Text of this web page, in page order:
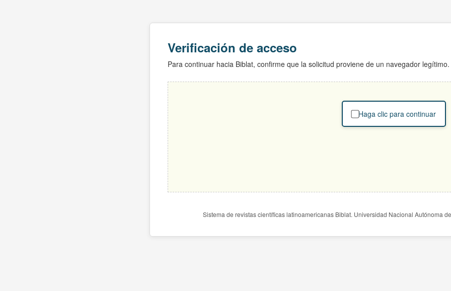
Verificación de acceso
Para continuar hacia Biblat, confirme que la solicitud proviene de un navegador legítimo.
Haga clic para continuar
Sistema de revistas científicas latinoamericanas Biblat. Universidad Nacional Autónoma